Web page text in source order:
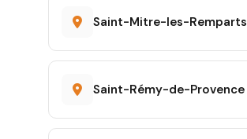
Saint-Mitre-les-Remparts
Saint-Rémy-de-Provence